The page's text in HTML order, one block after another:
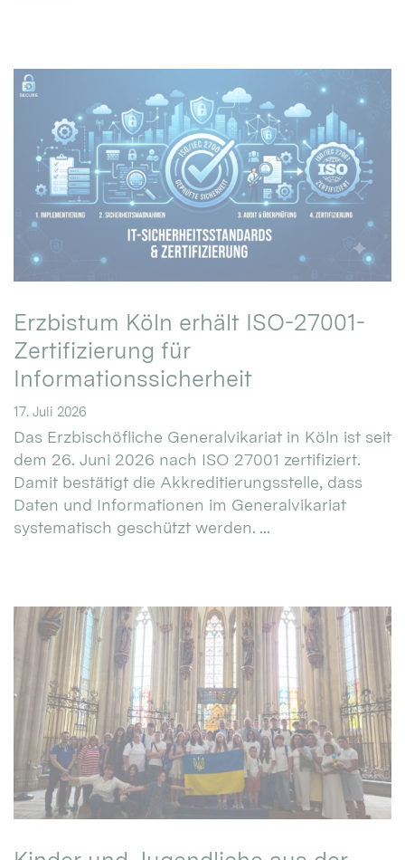
Erzbistum Köln erhält ISO-27001-
Zertifizierung für
Informationssicherheit
17. Juli 2026
Das Erzbischöfliche Generalvikariat in Köln ist seit
dem 26. Juni 2026 nach ISO 27001 zertifiziert.
Damit bestätigt die Akkreditierungsstelle, dass
Daten und Informationen im Generalvikariat
systematisch geschützt werden. ...